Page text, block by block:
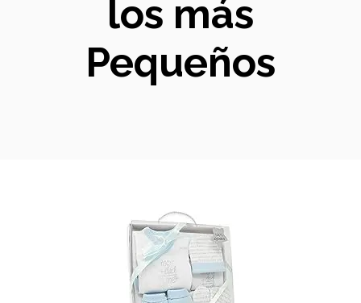
los más
Pequeños